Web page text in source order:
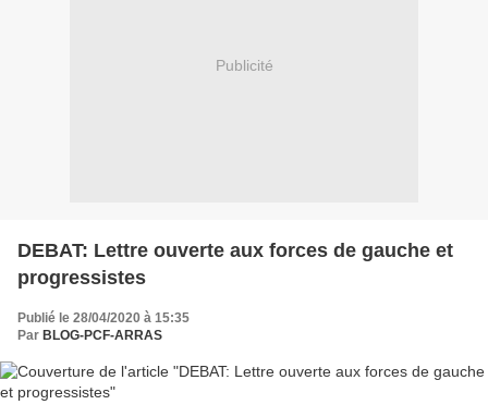
Publicité
DEBAT: Lettre ouverte aux forces de gauche et
progressistes
Publié le 28/04/2020 à 15:35
Par BLOG-PCF-ARRAS